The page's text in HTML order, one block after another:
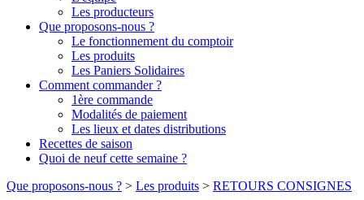
Les producteurs
Que proposons-nous ?
Le fonctionnement du comptoir
Les produits
Les Paniers Solidaires
Comment commander ?
1ère commande
Modalités de paiement
Les lieux et dates distributions
Recettes de saison
Quoi de neuf cette semaine ?
Que proposons-nous ? > Les produits > RETOURS CONSIGNES